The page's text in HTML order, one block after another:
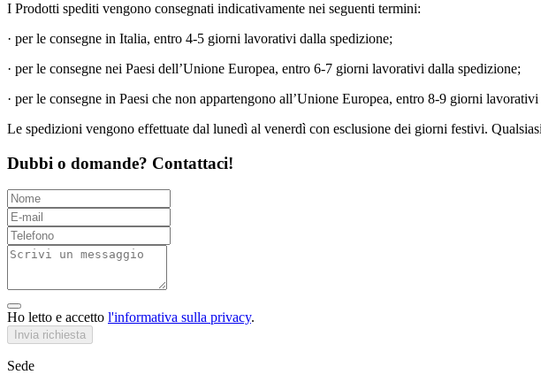
I Prodotti spediti vengono consegnati indicativamente nei seguenti termini:
· per le consegne in Italia, entro 4-5 giorni lavorativi dalla spedizione;
· per le consegne nei Paesi dell’Unione Europea, entro 6-7 giorni lavorativi dalla spedizione;
· per le consegne in Paesi che non appartengono all’Unione Europea, entro 8-9 giorni
Le spedizioni vengono effettuate dal lunedì al venerdì con esclusione dei giorni festivi.
Dubbi o domande? Contattaci!
Ho letto e accetto l'informativa sulla privacy.
Invia richiesta
Sede